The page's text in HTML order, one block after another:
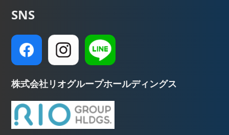
SNS
株式会社リオグループホールディングス